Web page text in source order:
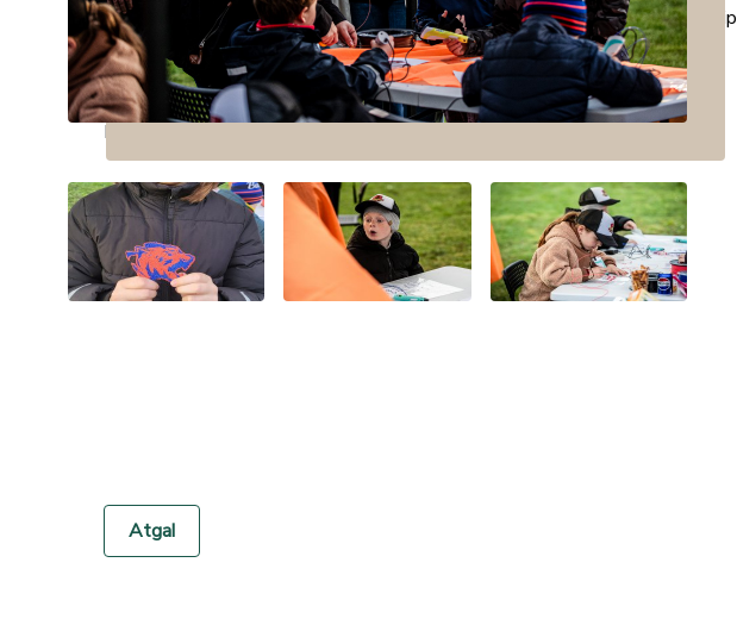
kūrybiškumo ribas piešiant su 3D rašikliais. Su jais piešti nėra taip lengva, kaip
atrodo iš pirmo žvilgsnio, tačiau kai kurių vaikų kruopštumas buvo vertas
nuoširdžios pagarbos ir susižavėjimo.
PASTABA. Nuotraukos Gargždų „Bangos“ fotografo
Atgal